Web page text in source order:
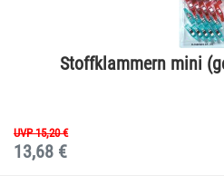
Stoffklammern mini
UVP 15,20 €
13,68 €